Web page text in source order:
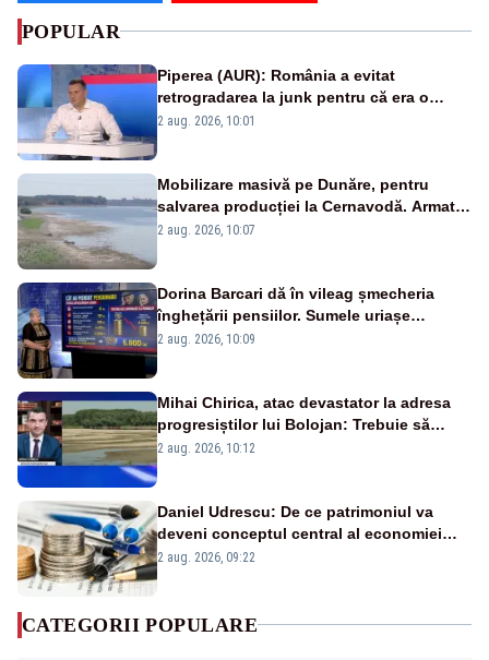
POPULAR
Piperea (AUR): România a evitat
retrogradarea la junk pentru că era o
catastrofă pentru bănci și fondurile de
2 aug. 2026, 10:01
Mobilizare masivă pe Dunăre, pentru
salvarea producției la Cernavodă. Armata
va detona o stâncă și va devia apa
2 aug. 2026, 10:07
Dorina Barcari dă în vileag șmecheria
înghețării pensiilor. Sumele uriașe
pierdute de fiecare român
2 aug. 2026, 10:09
Mihai Chirica, atac devastator la adresa
progresiștilor lui Bolojan: Trebuie să
protejăm și natura, dar nu șținem omaneii
2 aug. 2026, 10:12
Daniel Udrescu: De ce patrimoniul va
deveni conceptul central al economiei
viitoare?
2 aug. 2026, 09:22
CATEGORII POPULARE